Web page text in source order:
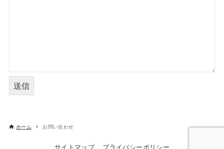
ホーム お問い合わせ
サイトマップ プライバシーポリシー